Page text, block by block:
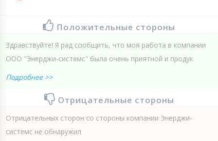
Положительные стороны
Здравствуйте! Я рад сообщить, что моя работа в компании
ООО "Энерджи-системс" была очень приятной и продук
Подробнее >>
Отрицательные стороны
Отрицательных сторон со стороны компании Энерджи-
системс не обнаружил